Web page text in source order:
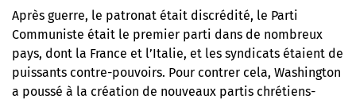
Après guerre, le patronat était discrédité, le Parti
Communiste était le premier parti dans de nombreux
pays, dont la France et l’Italie, et les syndicats étaient de
puissants contre-pouvoirs. Pour contrer cela, Washington
a poussé à la création de nouveaux partis chrétiens-